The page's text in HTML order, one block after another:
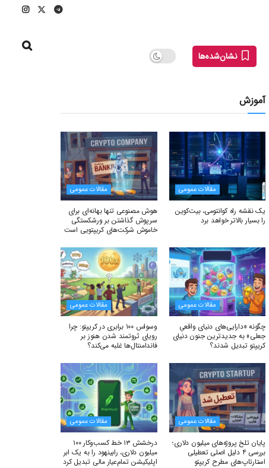
نشان‌شده‌ها
آموزش
مقالات عمومی
یک نقشه راه کوانتومی، بیت‌کوین
را بسیار بالاتر خواهد برد
مقالات عمومی
هوش مصنوعی تنها بهانه‌ای برای
سرپوش گذاشتن بر ورشکستگی
خاموش شرکت‌های کریپتویی است
مقالات عمومی
چگونه «دارایی‌های دنیای واقعیِ
جعلی» به جدیدترین جنون دنیای
کریپتو تبدیل شدند؟
مقالات عمومی
وسواس ۱۰۰ برابری در کریپتو: چرا
رویای ثروتمند شدن هنوز بر
فاندامنتال‌ها غلبه می‌کند؟
مقالات عمومی
پایان تلخ پروژه‌های میلیون دلاری؛
بررسی ۴ دلیل اصلی تعطیلی
استارتاپ‌های مطرح کریپتو
مقالات عمومی
درخشش ۱۳ خط کسب‌وکار ۱۰۰
میلیون دلاری، رابینهود را به یک ابر
اپلیکیشن تمام‌عیار مالی تبدیل کرد